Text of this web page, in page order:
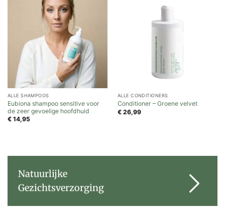
ALLE SHAMPOOS
Eubiona shampoo sensitive voor
de zeer gevoelige hoofdhuid
€14,95
ALLE CONDITIONERS
Conditioner – Groene velvet
€26,99
Natuurlijke
Gezichtsverzorging